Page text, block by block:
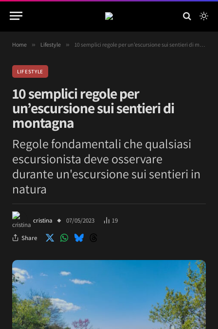
Home » Lifestyle » 10 semplici regole per un’escursione sui sentieri di montagna
LIFESTYLE
10 semplici regole per
un’escursione sui sentieri di
montagna
Regole fondamentali che qualsiasi
escursionista deve osservare
durante un'escursione sui sentieri in
natura
cristina 07/05/2023 19
Share